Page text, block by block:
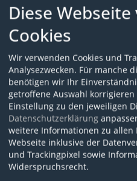
Corporation übertragen
Informationen finden Sie
Datenschutzerklärung.
(3) Mit der Nutzung der
Sie, dass Sie Ihre
unautorisiertem Zugriff
Ihnen eine
Zugangsdaten auffällt
Ihre Daten
sind Sie verpflichtet, die
benachrichtigen. Ein
Dritte übertragbar.
Diese
Cookies
Wir verwenden Cookies und
Analysezwecken. Für manche
benötigen wir Ihr
getroffene Auswahl
Einstellung zu den jeweiligen
Datenschutzerklärung
weitere Informationen zu
Webseite inklusive der
und Trackingpixel sowie
Widerspruchsrecht.